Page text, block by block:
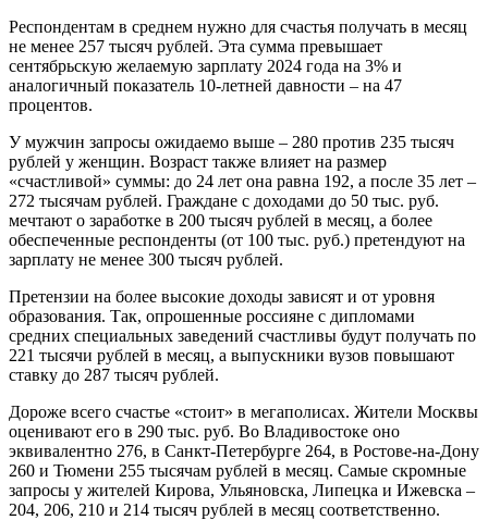
Респондентам в среднем нужно для счастья получать в месяц
не менее 257 тысяч рублей. Эта сумма превышает
сентябрьскую желаемую зарплату 2024 года на 3% и
аналогичный показатель 10-летней давности – на 47
процентов.
У мужчин запросы ожидаемо выше – 280 против 235 тысяч
рублей у женщин. Возраст также влияет на размер
«счастливой» суммы: до 24 лет она равна 192, а после 35 лет –
272 тысячам рублей. Граждане с доходами до 50 тыс. руб.
мечтают о заработке в 200 тысяч рублей в месяц, а более
обеспеченные респонденты (от 100 тыс. руб.) претендуют на
зарплату не менее 300 тысяч рублей.
Претензии на более высокие доходы зависят и от уровня
образования. Так, опрошенные россияне с дипломами
средних специальных заведений счастливы будут получать по
221 тысячи рублей в месяц, а выпускники вузов повышают
ставку до 287 тысяч рублей.
Дороже всего счастье «стоит» в мегаполисах. Жители Москвы
оценивают его в 290 тыс. руб. Во Владивостоке оно
эквивалентно 276, в Санкт-Петербурге 264, в Ростове-на-Дону
260 и Тюмени 255 тысячам рублей в месяц. Самые скромные
запросы у жителей Кирова, Ульяновска, Липецка и Ижевска –
204, 206, 210 и 214 тысяч рублей в месяц соответственно.